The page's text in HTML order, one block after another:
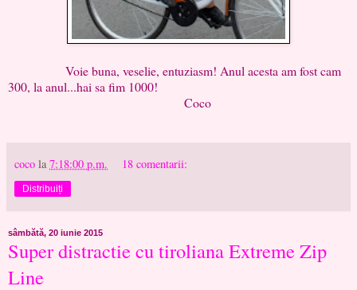
Voie buna, veselie, entuziasm! Anul acesta am fost cam
300, la anul...hai sa fim 1000!
Coco
coco la 7:18:00 p.m. 18 comentarii:
Distribuiți
sâmbătă, 20 iunie 2015
Super distractie cu tiroliana Extreme Zip
Line